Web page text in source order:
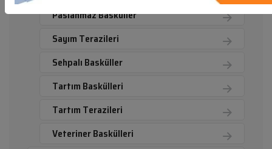
Paslanmaz Basküller
Sayım Terazileri
Sehpalı Basküller
Tartım Baskülleri
Tartım Terazileri
Veteriner Baskülleri